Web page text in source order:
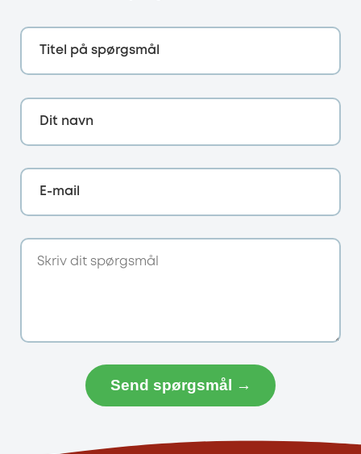
Titel på spørgsmål
Dit navn
E-mail
Send spørgsmål →